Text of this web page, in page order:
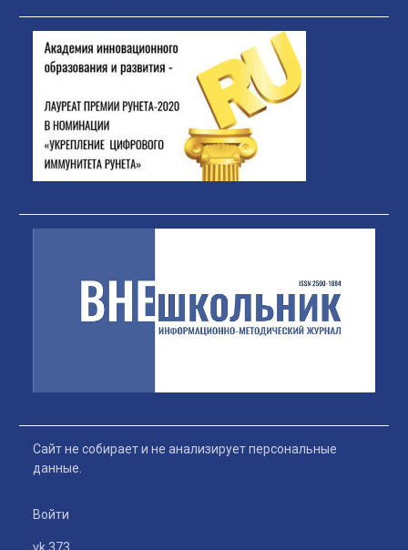
Сайт не собирает и не анализирует персональные
данные.
Войти
vk 373